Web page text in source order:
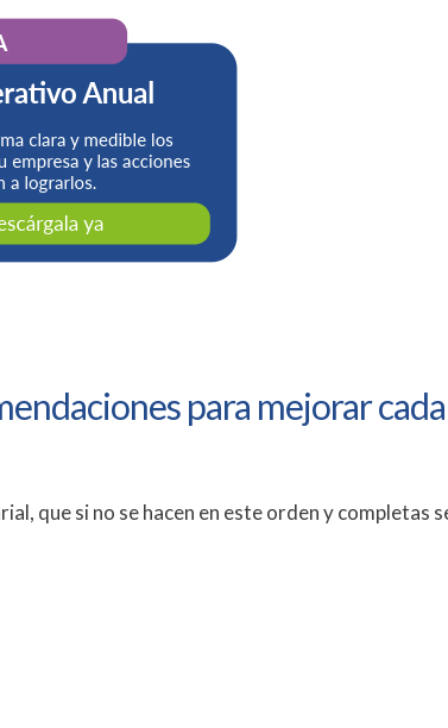
para mejorar cada
que si no se hacen en este orden y completas